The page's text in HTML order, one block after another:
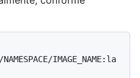
IMAGE_NAME:la